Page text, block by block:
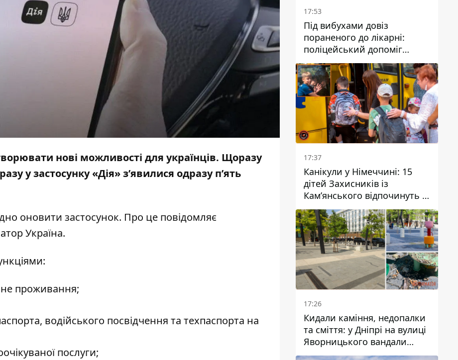
нові можливості для українців. Щоразу
у застосунку«Дія»з’явилися одразу п’ять
оновити застосунок. Про це повідомляє
Україна.
проживання;
водійського посвідчення та техпаспорта на
послуги;
17:53
Під вибухами довіз
пораненого до лікарні:
поліцейський допоміг
постраждалому після атаки
на Кам’янський район
17:37
Канікули у Німеччині: 15
дітей Захисників із
Кам’янського відпочинуть у
Вупперталі
17:26
Кидали каміння, недопалки
та сміття: у Дніпрі на вулиці
Яворницького вандали
пошкодили питні фонтани